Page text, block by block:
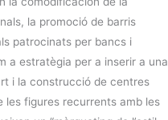
la promoció de barris
patrocinats per bancs i
a estratègia per a inserir a una
i la construcció de centres
les figures recurrents amb les